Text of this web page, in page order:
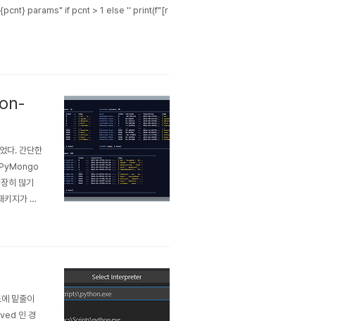
params" if pcnt > 1 else '' print(f"[r
다. 간단한
PyMongo
히 많기
지가 있
패키지
밑줄이
인 경